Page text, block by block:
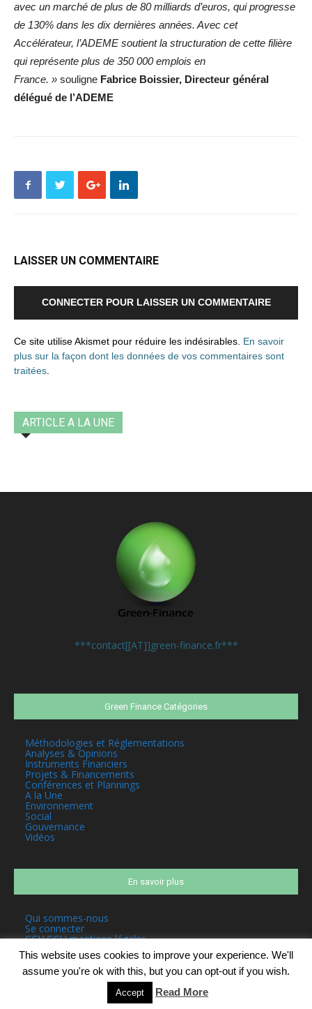
avec un marché de plus de 80 milliards d’euros, qui progresse
de 130% dans les dix dernières années. Avec cet
Accélérateur, l’ADEME soutient la structuration de cette filière
qui représente plus de 350 000 emplois en
France. » souligne Fabrice Boissier, Directeur général
délégué de l’ADEME
LAISSER UN COMMENTAIRE
CONNECTER POUR LAISSER UN COMMENTAIRE
Ce site utilise Akismet pour réduire les indésirables. En savoir
plus sur la façon dont les données de vos commentaires sont
traitées
ARTICLE A LA UNE
***contact[[AT]]green-finance.fr***
Green Finance Catégories
Méthodologies et Réglementations
Analyses & Opinions
Instruments Financiers
Projets & Financements
Conférences et Plannings
A la Une
Environnement
Social
Gouvernance
Vidéos
En savoir plus
Qui sommes-nous
Se connecter
CGV CGU mentions légales
©
This website uses cookies to improve your experience. We'll
assume you're ok with this, but you can opt-out if you wish.
Accept Read More